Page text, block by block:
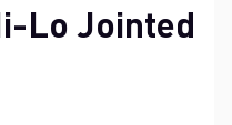
Lo Jointed